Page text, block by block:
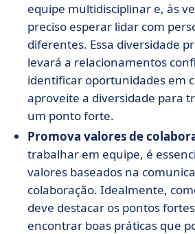
equipe multidisciplinar e, às
preciso esperar lidar com
diferentes. Essa diversidade
levará a relacionamentos
identificar oportunidades em
aproveite a diversidade para
um ponto forte.
Promova valores de
trabalhar em equipe, é
valores baseados na
colaboração. Idealmente,
deve destacar os pontos
encontrar boas práticas que